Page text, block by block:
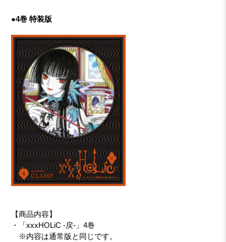
●4巻 特装版
【商品内容】
・「xxxHOLiC -戻-」4巻
※内容は通常版と同じです。